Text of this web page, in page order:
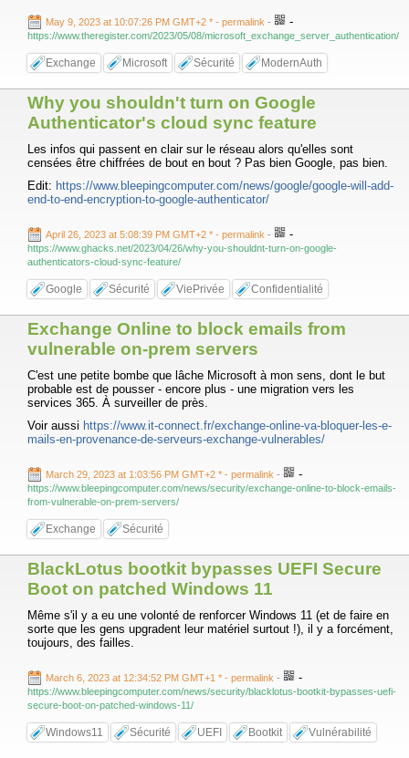
May 9, 2023 at 10:07:26 PM GMT+2 * - permalink - -
https://www.theregister.com/2023/05/08/microsoft_exchange_server_authentication/
Exchange Microsoft Sécurité ModernAuth
Why you shouldn't turn on Google
Authenticator's cloud sync feature
Les infos qui passent en clair sur le réseau alors qu'elles sont
censées être chiffrées de bout en bout ? Pas bien Google, pas bien.
Edit: https://www.bleepingcomputer.com/news/google/google-will-add-
end-to-end-encryption-to-google-authenticator/
April 26, 2023 at 5:08:39 PM GMT+2 * - permalink - -
https://www.ghacks.net/2023/04/26/why-you-shouldnt-turn-on-google-
authenticators-cloud-sync-feature/
Google Sécurité ViePrivée Confidentialité
Exchange Online to block emails from
vulnerable on-prem servers
C'est une petite bombe que lâche Microsoft à mon sens, dont le but
probable est de pousser - encore plus - une migration vers les
services 365. À surveiller de près.
Voir aussi https://www.it-connect.fr/exchange-online-va-bloquer-les-e-
mails-en-provenance-de-serveurs-exchange-vulnerables/
March 29, 2023 at 1:03:56 PM GMT+2 * - permalink - -
https://www.bleepingcomputer.com/news/security/exchange-online-to-block-emails-
from-vulnerable-on-prem-servers/
Exchange Sécurité
BlackLotus bootkit bypasses UEFI Secure
Boot on patched Windows 11
Même s'il y a eu une volonté de renforcer Windows 11 (et de faire en
sorte que les gens upgradent leur matériel surtout !), il y a forcément,
toujours, des failles.
March 6, 2023 at 12:34:52 PM GMT+1 * - permalink - -
https://www.bleepingcomputer.com/news/security/blacklotus-bootkit-bypasses-uefi-
secure-boot-on-patched-windows-11/
Windows11 Sécurité UEFI Bootkit Vulnérabilité